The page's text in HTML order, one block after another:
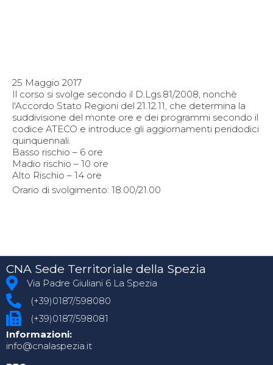
25 Maggio 2017
Il corso si svolge secondo il D.Lgs.81/2008, nonchè
l'Accordo Stato Regioni del 21.12.11, che determina la
suddivisione del monte ore e dei programmi secondo il
codice ATECO e introduce gli aggiornamenti peridodici
quinquennali.
Basso rischio – 6 ore
Madio rischio – 10 ore
Alto Rischio – 14 ore
Orario di svolgimento: 18.00/21.00
CNA Sede Territoriale della Spezia
Via Padre Giuliani 6 La Spezia
(+39)0187/598080
(+39)0187/598081
Informazioni:
info@cnalaspezia.it